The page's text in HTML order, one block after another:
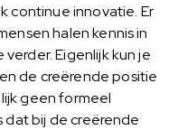
continue innovatie. Er
halen kennis in
Eigenlijk kun je
de creërende positie
geen formeel
dat bij de creërende